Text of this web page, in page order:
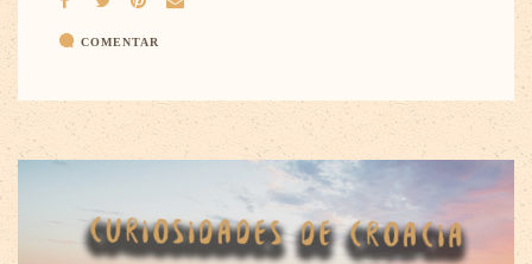
COMENTAR